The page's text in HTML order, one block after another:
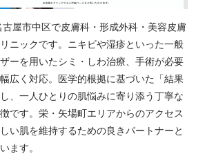
屋市中区で皮膚科・形成外科・美容皮膚
ニックです。ニキビや湿疹といった一般
ーを用いたシミ・しわ治療、手術が必要
広く対応。医学的根拠に基づいた「結果
、一人ひとりの肌悩みに寄り添う丁寧な
です。栄・矢場町エリアからのアクセス
い肌を維持するための良きパートナーと
ます。